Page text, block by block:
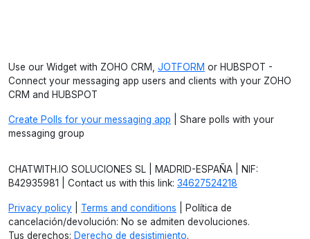
Use our Widget with ZOHO CRM, JOTFORM or HUBSPOT -
Connect your messaging app users and clients with your ZOHO
CRM and HUBSPOT
Create Polls for your messaging app | Share polls with your
messaging group
CHATWITH.IO SOLUCIONES SL | MADRID-ESPAÑA | NIF:
B42935981 | Contact us with this link: 34627524218
Privacy policy Terms and conditions | Política de
cancelación/devolución: No se admiten devoluciones.
Tus derechos: Derecho de desistimiento.